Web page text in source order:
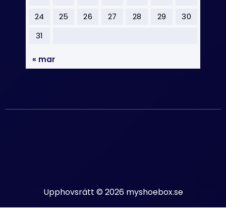
24
25 26 27 28 29
30
31
« mar
Upphovsrätt © 2026 myshoebox.se